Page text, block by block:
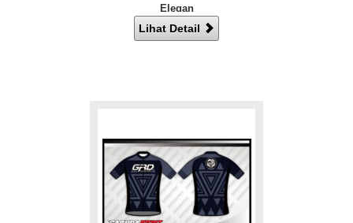
Elegan
Lihat Detail